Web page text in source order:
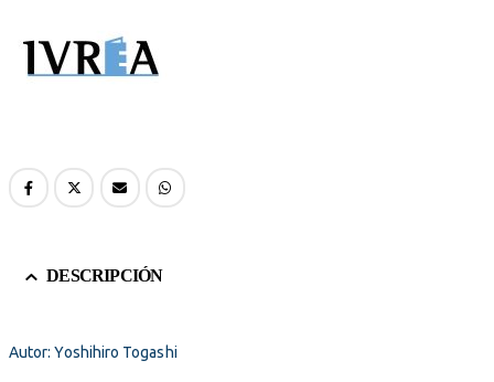
DESCRIPCIÓN
Autor: Yoshihiro Togashi